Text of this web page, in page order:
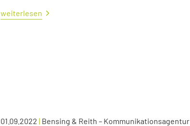
weiterlesen
01.09.2022 | Bensing & Reith – Kommunikationsagentur